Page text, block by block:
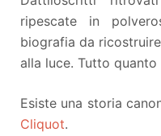
ripescate in
biografia da
alla luce. Tutto
Esiste una storia
Cliquot.